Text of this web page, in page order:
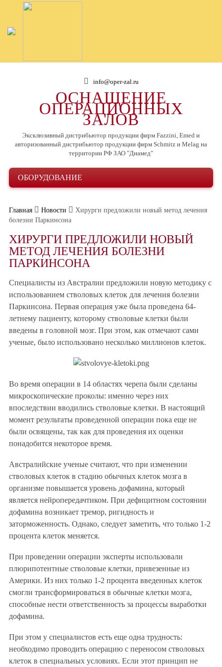
info@oper-zal.ru
ОСНАЩЕНИЕ
ОПЕРАЦИОННЫХ
ЗАЛОВ
Эксклюзивный дистрибьютор продукции фирм Fazzini, Emed и
авторизованный дистрибьютор продукции фирм Schmitz и Melag на
территории РФ ЗАО "Диамед"
ОБОРУДОВАНИЕ
Главная Новости
Хирурги предложили новый метод лечения
болезни Паркинсона
ХИРУРГИ ПРЕДЛОЖИЛИ НОВЫЙ
МЕТОД ЛЕЧЕНИЯ БОЛЕЗНИ
ПАРКИНСОНА
Специалисты из Австралии предложили новую методику с
использованием стволовых клеток для лечения болезни
Паркинсона. Первая операция уже была проведена 64-
летнему пациенту, которому стволовые клетки были
введены в головной мозг. При этом, как отмечают сами
ученые, было использовано несколько миллионов клеток.
Во время операции в 14 областях черепа были сделаны
микроскопические проколы: именно через них
впоследствии вводились стволовые клетки. В настоящий
момент результаты проведенной операции пока еще не
были освящены, так как для проведения их оценки
понадобится некоторое время.
Австралийские ученые считают, что при изменении
стволовых клеток в стадию обычных клеток мозга в
организме повышается уровень дофамина, который
является нейропередачтиком. При дефицитном состоянии
дофамина возникает тремор, ригидность и
заторможенность. Однако, следует заметить, что только 1-2
процента клеток меняется.
При проведении операции эксперты использовали
плюрипотентные стволовые клетки, привезенные из
Америки. Из них только 1-2 процента введенных клеток
смогли трансформироваться в обычные клетки мозга,
способные нести ответственность за процессы выработки
дофамина.
При этом у специалистов есть еще одна трудность:
необходимо проводить операцию с переносом стволовых
клеток в специальных условиях. Если этот принцип не